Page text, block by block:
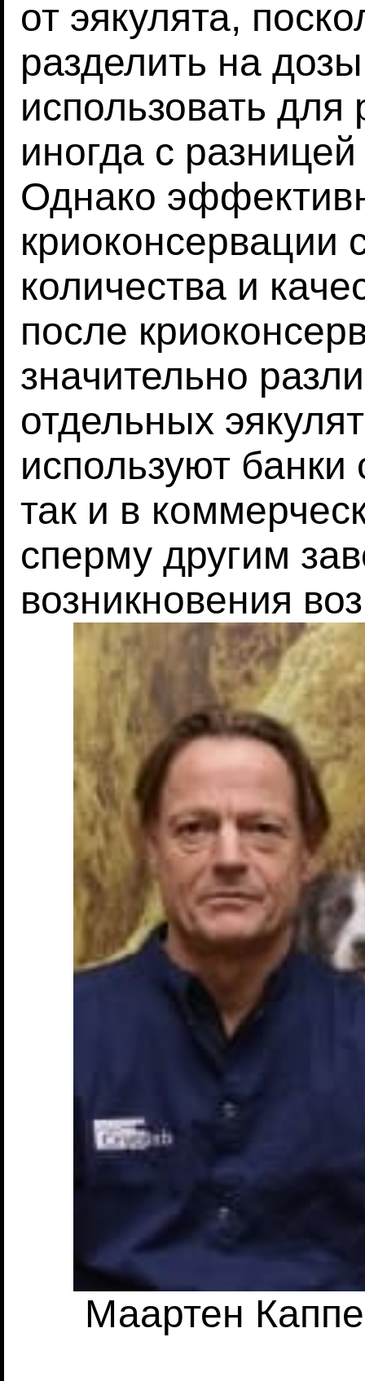
от эякулята,
разделить на
использовать
иногда с
Однако
криоконсервации
количества и
после
значительно
отдельных
используют
так и в
сперму другим
возникновения
Маартен